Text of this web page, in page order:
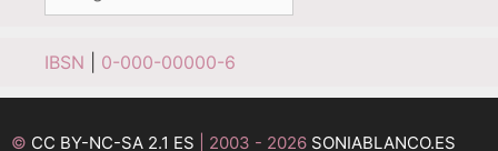
IBSN 0-000-00000-6
© CC BY-NC-SA 2.1 ES | 2003 - 2026 SONIABLANCO.ES